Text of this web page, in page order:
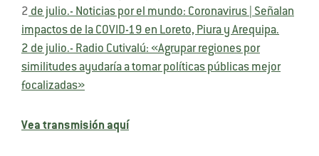
2 de julio.- Noticias por el mundo: Coronavirus | Señalan
impactos de la COVID-19 en Loreto, Piura y Arequipa.
2 de julio.- Radio Cutivalú: «Agrupar regiones por
similitudes ayudaría a tomar políticas públicas mejor
focalizadas»
Vea transmisión aquí